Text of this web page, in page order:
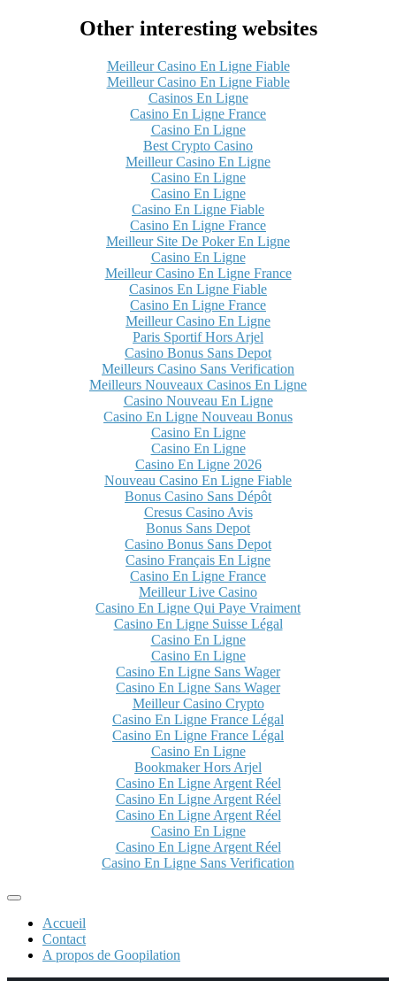
Other interesting websites
Meilleur Casino En Ligne Fiable
Meilleur Casino En Ligne Fiable
Casinos En Ligne
Casino En Ligne France
Casino En Ligne
Best Crypto Casino
Meilleur Casino En Ligne
Casino En Ligne
Casino En Ligne
Casino En Ligne Fiable
Casino En Ligne France
Meilleur Site De Poker En Ligne
Casino En Ligne
Meilleur Casino En Ligne France
Casinos En Ligne Fiable
Casino En Ligne France
Meilleur Casino En Ligne
Paris Sportif Hors Arjel
Casino Bonus Sans Depot
Meilleurs Casino Sans Verification
Meilleurs Nouveaux Casinos En Ligne
Casino Nouveau En Ligne
Casino En Ligne Nouveau Bonus
Casino En Ligne
Casino En Ligne
Casino En Ligne 2026
Nouveau Casino En Ligne Fiable
Bonus Casino Sans Dépôt
Cresus Casino Avis
Bonus Sans Depot
Casino Bonus Sans Depot
Casino Français En Ligne
Casino En Ligne France
Meilleur Live Casino
Casino En Ligne Qui Paye Vraiment
Casino En Ligne Suisse Légal
Casino En Ligne
Casino En Ligne
Casino En Ligne Sans Wager
Casino En Ligne Sans Wager
Meilleur Casino Crypto
Casino En Ligne France Légal
Casino En Ligne France Légal
Casino En Ligne
Bookmaker Hors Arjel
Casino En Ligne Argent Réel
Casino En Ligne Argent Réel
Casino En Ligne Argent Réel
Casino En Ligne
Casino En Ligne Argent Réel
Casino En Ligne Sans Verification
Accueil
Contact
A propos de Goopilation